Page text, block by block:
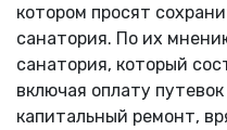
котором просят
санатория. По их
санатория, который
включая оплату
капитальный ремонт,